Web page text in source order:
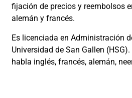
fijación de precios y reembolsos
alemán y francés.
Es licenciada en Administración
Universidad de San Gallen
habla inglés, francés, alemán,